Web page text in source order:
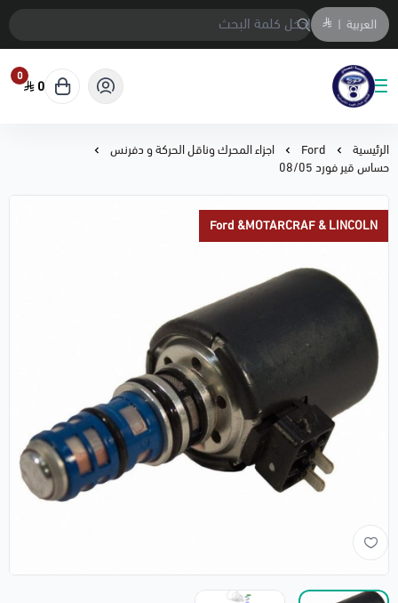
العربية |
متجر المحمادي لقطع السيارات
0
0
الرئيسية Ford
اجزاء المحرك وناقل الحركة و دفرنس
حساس قير فورد 08/05
Ford &MOTARCRAF & LINCOLN